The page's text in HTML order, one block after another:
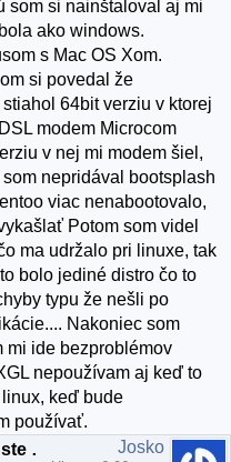
som si nainštaloval aj mi
ako windows.
s Mac OS Xom.
si povedal že
64bit verziu v ktorej
modem Microcom
v nej mi modem šiel,
nepridával bootsplash
viac nenabootovalo,
Potom som videl
ma udržalo pri linuxe, tak
bolo jediné distro čo to
typu že nešli po
Nakoniec som
mi ide bezproblémov
nepoužívam aj keď to
keď bude
používať.
Re: Re: anketka dva - ako ste sa dostali k linuxu?
Josko